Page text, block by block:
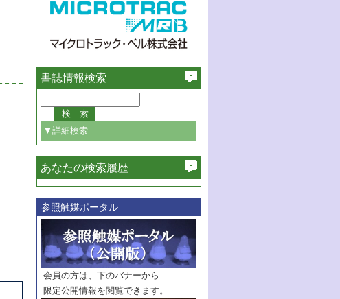
書誌情報検索
▼詳細検索
必ず含む
巻・号指定
巻
号
範囲指定
巻
号～
巻
号
触媒年鑑
あなたの検索履歴
参照触媒ポータル
会員の方は、下のバナーから
限定公開情報を閲覧できます。